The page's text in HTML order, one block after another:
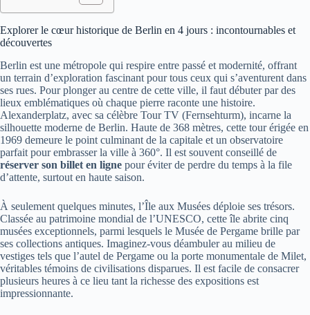
Explorer le cœur historique de Berlin en 4 jours : incontournables et
découvertes
Berlin est une métropole qui respire entre passé et modernité, offrant
un terrain d’exploration fascinant pour tous ceux qui s’aventurent dans
ses rues. Pour plonger au centre de cette ville, il faut débuter par des
lieux emblématiques où chaque pierre raconte une histoire.
Alexanderplatz, avec sa célèbre Tour TV (Fernsehturm), incarne la
silhouette moderne de Berlin. Haute de 368 mètres, cette tour érigée en
1969 demeure le point culminant de la capitale et un observatoire
parfait pour embrasser la ville à 360°. Il est souvent conseillé de
réserver son billet en ligne pour éviter de perdre du temps à la file
d’attente, surtout en haute saison.
À seulement quelques minutes, l’Île aux Musées déploie ses trésors.
Classée au patrimoine mondial de l’UNESCO, cette île abrite cinq
musées exceptionnels, parmi lesquels le Musée de Pergame brille par
ses collections antiques. Imaginez-vous déambuler au milieu de
vestiges tels que l’autel de Pergame ou la porte monumentale de Milet,
véritables témoins de civilisations disparues. Il est facile de consacrer
plusieurs heures à ce lieu tant la richesse des expositions est
impressionnante.